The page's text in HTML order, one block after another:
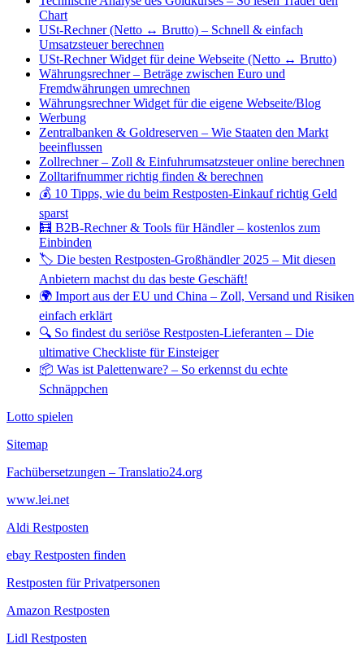
Chart
USt-Rechner (Netto ↔ Brutto) – Schnell & einfach
Umsatzsteuer berechnen
USt-Rechner Widget für deine Webseite (Netto ↔ Brutto)
Währungsrechner – Beträge zwischen Euro und
Fremdwährungen umrechnen
Währungsrechner Widget für die eigene Webseite/Blog
Werbung
Zentralbanken & Goldreserven – Wie Staaten den Markt
beeinflussen
Zollrechner – Zoll & Einfuhrumsatzsteuer online berechnen
Zolltarifnummer richtig finden & berechnen
💰 10 Tipps, wie du beim Restposten-Einkauf richtig Geld
sparst
🧮 B2B-Rechner & Tools für Händler – kostenlos zum
Einbinden
🏷️ Die besten Restposten-Großhändler 2025 – Mit diesen
Anbietern machst du das beste Geschäft!
🌍 Import aus der EU und China – Zoll, Versand und Risiken
einfach erklärt
🔍 So findest du seriöse Restposten-Lieferanten – Die
ultimative Checkliste für Einsteiger
📦 Was ist Palettenware? – So erkennst du echte
Schnäppchen
Lotto spielen
Sitemap
Fachübersetzungen – Translatio24.org
www.lei.net
Aldi Restposten
ebay Restposten finden
Restposten für Privatpersonen
Amazon Restposten
Lidl Restposten